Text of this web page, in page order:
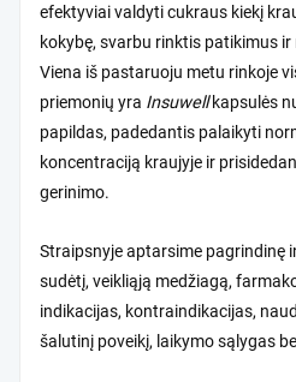
efektyviai valdyti cukraus kiekį
kokybę, svarbu rinktis patikimus
Viena iš pastaruoju metu rinkoje
priemonių yra Insuwellkapsulės
papildas, padedantis palaikyti
koncentraciją kraujyje ir
gerinimo.
Straipsnyje aptarsime pagrindinę
sudėtį, veikliąją medžiagą,
indikacijas, kontraindikacijas,
šalutinį poveikį, laikymo sąlygas